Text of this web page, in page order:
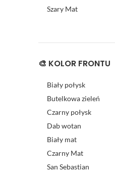
Szary Mat
🎨 KOLOR FRONTU
Biały połysk
Butelkowa zieleń
Czarny połysk
Dab wotan
Biały mat
Czarny Mat
San Sebastian